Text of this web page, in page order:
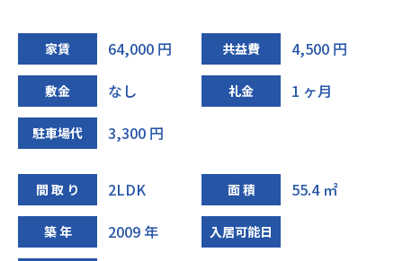
家賃 64,000 円 共益費 4,500 円
敷金 なし 礼金 1 ヶ月
駐車場代 3,300 円
間 取 り 2LDK 面 積 55.4 ㎡
築 年 2009 年 入居可能日